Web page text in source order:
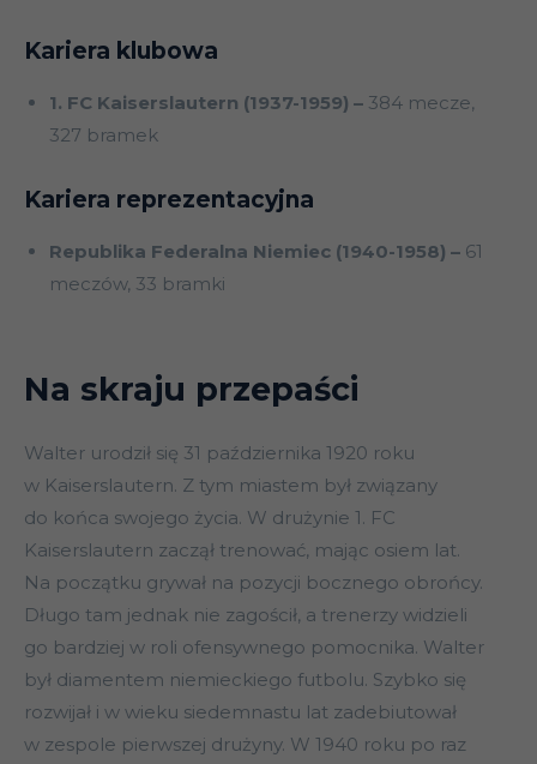
Kariera klubowa
1. FC Kaiserslautern (1937-1959) – 384 mecze,
327 bramek
Kariera reprezentacyjna
Republika Federalna Niemiec (1940-1958) – 61
meczów, 33 bramki
Na skraju przepaści
Walter urodził się 31 października 1920 roku
w Kaiserslautern. Z tym miastem był związany
do końca swojego życia. W drużynie 1. FC
Kaiserslautern zaczął trenować, mając osiem lat.
Na początku grywał na pozycji bocznego obrońcy.
Długo tam jednak nie zagościł, a trenerzy widzieli
go bardziej w roli ofensywnego pomocnika. Walter
był diamentem niemieckiego futbolu. Szybko się
rozwijał i w wieku siedemnastu lat zadebiutował
w zespole pierwszej drużyny. W 1940 roku po raz